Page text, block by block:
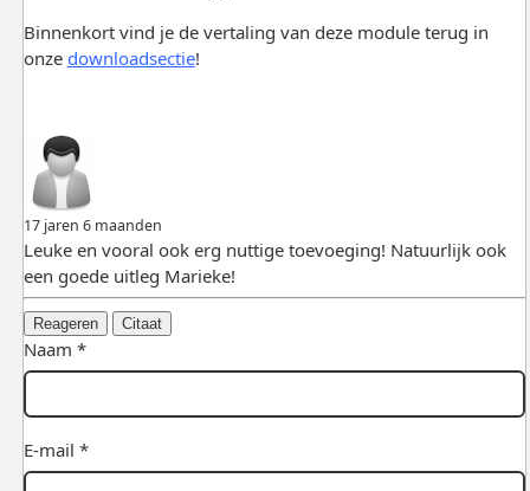
Binnenkort vind je de vertaling van deze module terug in
onze downloadsectie!
17 jaren 6 maanden
Leuke en vooral ook erg nuttige toevoeging! Natuurlijk ook
een goede uitleg Marieke!
Reageren Citaat
Naam *
E-mail *